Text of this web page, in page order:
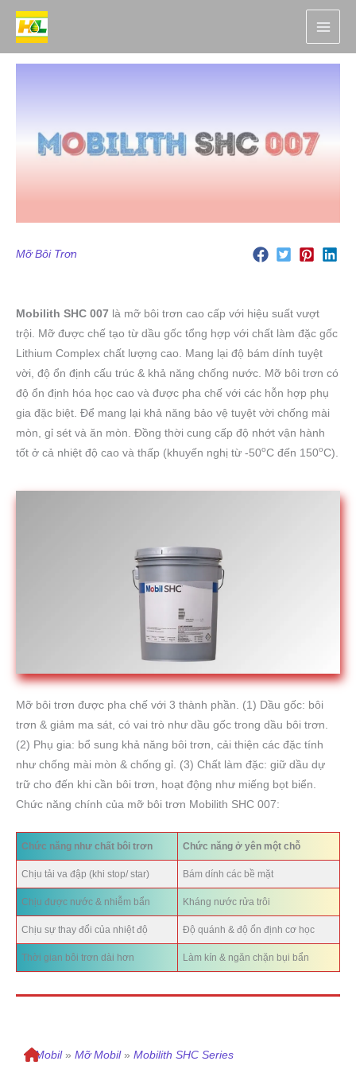
Nhảy
Mỡ Bôi Trơn
Mobilith SHC 007 là mỡ bôi trơn cao cấp với hiệu suất vượt
trội. Mỡ được chế tạo từ dầu gốc tổng hợp với chất làm đặc gốc
Lithium Complex chất lượng cao. Mang lại độ bám dính tuyệt
vời, độ ổn định cấu trúc & khả năng chống nước. Mỡ bôi trơn có
độ ổn định hóa học cao và được pha chế với các hỗn hợp phụ
gia đặc biệt. Để mang lại khả năng bảo vệ tuyệt vời chống mài
mòn, gỉ sét và ăn mòn. Đồng thời cung cấp độ nhớt vận hành
tốt ở cả nhiệt độ cao và thấp (khuyến nghị từ -50oC đến 150oC).
Mỡ bôi trơn được pha chế với 3 thành phần. (1) Dầu gốc: bôi
trơn & giảm ma sát, có vai trò như dầu gốc trong dầu bôi trơn.
(2) Phụ gia: bổ sung khả năng bôi trơn, cải thiện các đặc tính
như chống mài mòn & chống gỉ. (3) Chất làm đặc: giữ dầu dự
trữ cho đến khi cần bôi trơn, hoạt động như miếng bọt biển.
Chức năng chính của mỡ bôi trơn Mobilith SHC 007:
Chức năng như chất bôi trơn Chức năng ở yên một chỗ
Chịu tải va đập (khi stop/ star) Bám dính các bề mặt
Chịu được nước & nhiễm bẩn Kháng nước rửa trôi
Chịu sự thay đổi của nhiệt độ Độ quánh & độ ổn định cơ học
Thời gian bôi trơn dài hơn Làm kín & ngăn chặn bụi bẩn
» Mobil » Mỡ Mobil » Mobilith SHC Series